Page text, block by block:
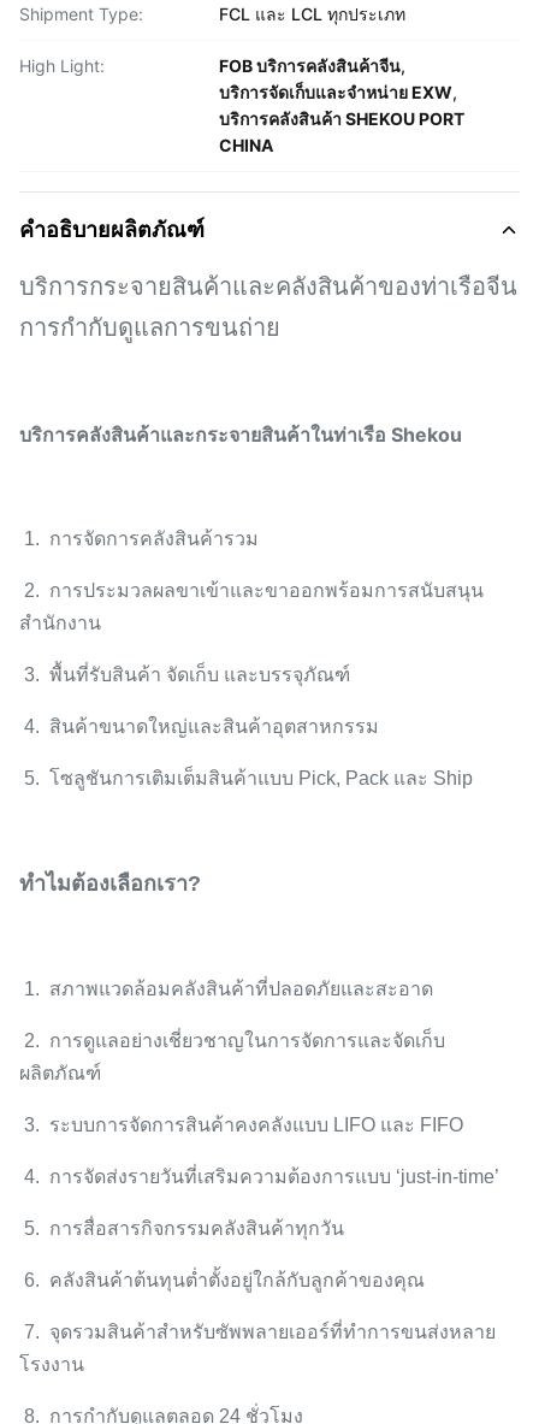
Shipment Type: FCL และ LCL ทุกประเภท
High Light: FOB บริการคลังสินค้าจีน,
บริการจัดเก็บและจําหน่าย EXW,
บริการคลังสินค้า SHEKOU PORT
CHINA
คำอธิบายผลิตภัณฑ์
บริการกระจายสินค้าและคลังสินค้าของท่าเรือจีน
การกำกับดูแลการขนถ่าย
บริการคลังสินค้าและกระจายสินค้าในท่าเรือ Shekou
1. การจัดการคลังสินค้ารวม
2. การประมวลผลขาเข้าและขาออกพร้อมการสนับสนุน
สำนักงาน
3. พื้นที่รับสินค้า จัดเก็บ และบรรจุภัณฑ์
4. สินค้าขนาดใหญ่และสินค้าอุตสาหกรรม
5. โซลูชันการเติมเต็มสินค้าแบบ Pick, Pack และ Ship
ทำไมต้องเลือกเรา?
1. สภาพแวดล้อมคลังสินค้าที่ปลอดภัยและสะอาด
2. การดูแลอย่างเชี่ยวชาญในการจัดการและจัดเก็บ
ผลิตภัณฑ์
3. ระบบการจัดการสินค้าคงคลังแบบ LIFO และ FIFO
4. การจัดส่งรายวันที่เสริมความต้องการแบบ ‘just-in-time’
5. การสื่อสารกิจกรรมคลังสินค้าทุกวัน
6. คลังสินค้าต้นทุนต่ำตั้งอยู่ใกล้กับลูกค้าของคุณ
7. จุดรวมสินค้าสำหรับซัพพลายเออร์ที่ทำการขนส่งหลาย
โรงงาน
8. การกำกับดูแลตลอด 24 ชั่วโมง